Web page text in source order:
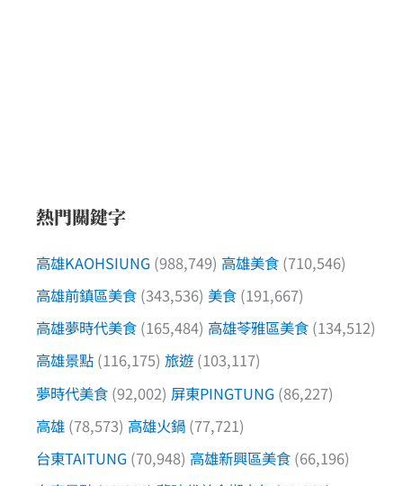
熱門關鍵字
高雄KAOHSIUNG (988,749) 高雄美食 (710,546)
高雄前鎮區美食 (343,536) 美食 (191,667)
高雄夢時代美食 (165,484) 高雄苓雅區美食 (134,512)
高雄景點 (116,175) 旅遊 (103,117)
夢時代美食 (92,002) 屏東PINGTUNG (86,227)
高雄 (78,573) 高雄火鍋 (77,721)
台東TAITUNG (70,948) 高雄新興區美食 (66,196)